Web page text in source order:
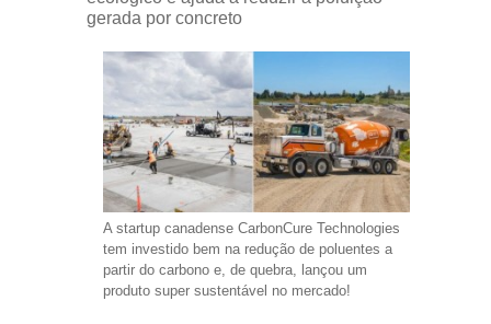
gerada por concreto
A startup canadense CarbonCure Technologies
tem investido bem na redução de poluentes a
partir do carbono e, de quebra, lançou um
produto super sustentável no mercado!